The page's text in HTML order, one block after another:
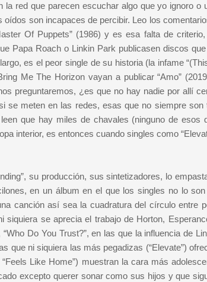
red que parecen escuchar algo que yo ignoro o
son incapaces de percibir. Leo los
Of Puppets” (1986) y es esa falta de
Papa Roach o Linkin Park publicasen discos
es el peor single de su historia (la infame
Me The Horizon vayan a publicar “Amo”
preguntaremos, ¿es que no hay nadie por allí
se meten en las redes, esas que no siempre son
que hay miles de chavales (ninguno de esos
interior, es entonces cuando singles como
su producción, sus sintetizadores, lo
en un álbum en el que los singles no lo
canción así sea la cuadratura del círculo entre
siquiera se aprecia el trabajo de Horton,
Do You Trust?”, en las que la influencia de
que ni siquiera las más pegadizas (“Elevate”)
Like Home”) muestran la cara más
excepto querer sonar como sus hijos y que